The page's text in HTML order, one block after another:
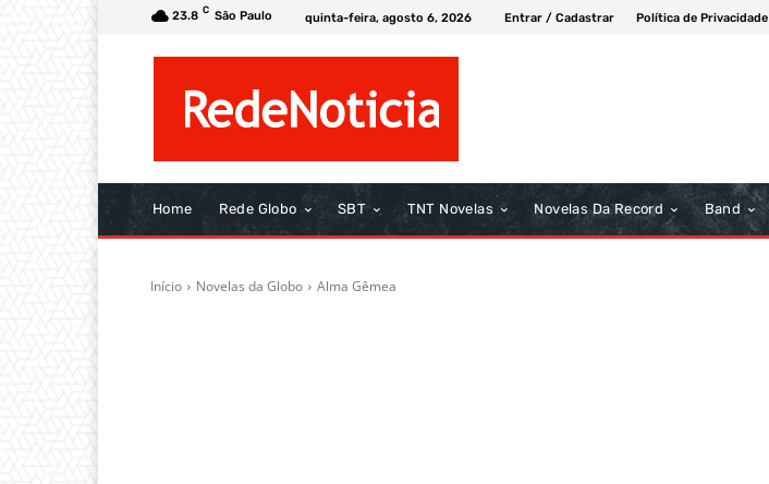
23.8 C São Paulo quinta-feira, agosto 6, 2026 Entrar / Cadastrar Política de Privacidade
Home Rede Globo SBT TNT Novelas Novelas Da Record Band
Início Novelas da Globo Alma Gêmea